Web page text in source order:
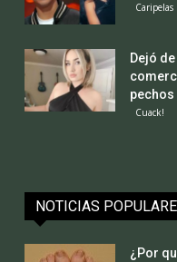
Caripelas
Dejó
pechos
Cuack!
NOTICIAS
¿Por